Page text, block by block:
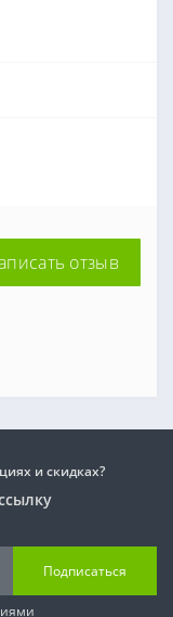
отзыв
и скидках?
Подписаться